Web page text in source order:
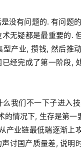
没有问题的. 有问题
无疑都是最重要的.
型产业, 攒钱, 然后推
经完成了第一阶段,
我们不一下子进入
的情况下, 生存是第
产业链最低端逐渐上
讨国产质量差, 说明